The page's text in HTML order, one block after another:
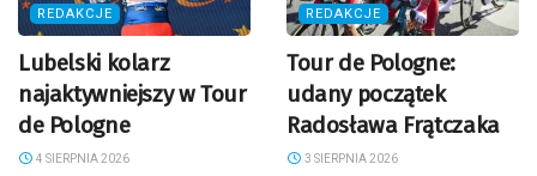
REDAKCJE
Lubelski kolarz
najaktywniejszy w Tour
de Pologne
4 SIERPNIA 2026
REDAKCJE
Tour de Pologne:
udany początek
Radosława Frątczaka
3 SIERPNIA 2026